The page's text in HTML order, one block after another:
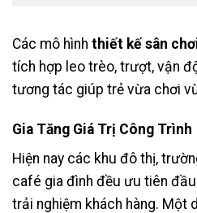
Các mô hình thiết kế sân
tích hợp leo trèo, trượt, vận
tương tác giúp trẻ vừa chơi
Gia Tăng Giá Trị Công Trình
Hiện nay các khu đô thị,
café gia đình đều ưu tiên
trải nghiệm khách hàng. Một